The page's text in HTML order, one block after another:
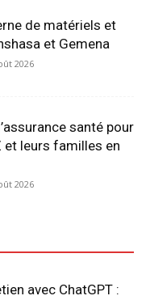
de matériels et
et Gemena
2026
santé pour
et leurs familles en
2026
avec ChatGPT :